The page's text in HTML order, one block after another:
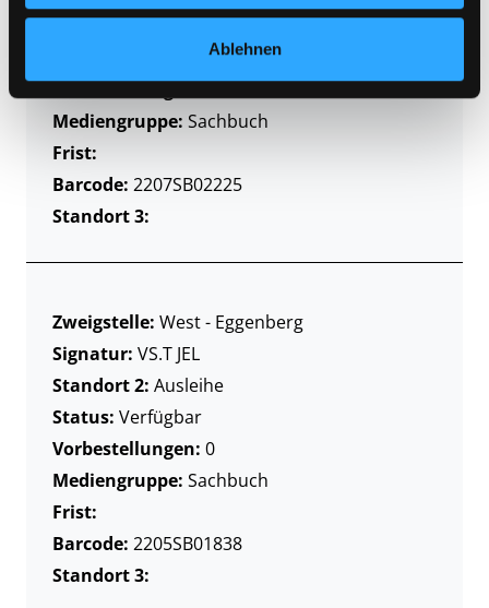
Ablehnen
Standort 2:Ausleihe
Vorbestellungen:0
Mediengruppe: Sachbuch
Frist:
Barcode: 2207SB02225
Standort 3:
Zweigstelle: West - Eggenberg
Signatur: VS.T JEL
Standort 2: Ausleihe
Status: Verfügbar
Vorbestellungen: 0
Mediengruppe: Sachbuch
Frist:
Barcode: 2205SB01838
Standort 3: